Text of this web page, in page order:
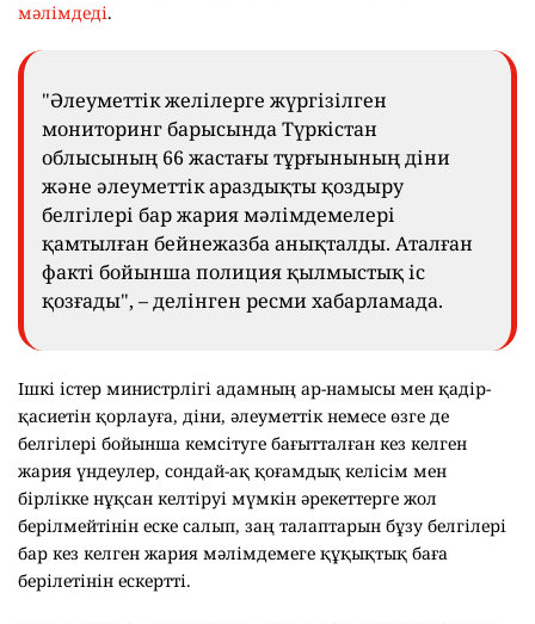
мәлімдеді.
"Әлеуметтік желілерге жүргізілген
мониторинг барысында Түркістан
облысының 66 жастағы тұрғынының діни
және әлеуметтік араздықты қоздыру
белгілері бар жария мәлімдемелері
қамтылған бейнежазба анықталды. Аталған
факті бойынша полиция қылмыстық іс
қозғады", – делінген ресми хабарламада.
Ішкі істер министрлігі адамның ар-намысы мен қадір-
қасиетін қорлауға, діни, әлеуметтік немесе өзге де
белгілері бойынша кемсітуге бағытталған кез келген
жария үндеулер, сондай-ақ қоғамдық келісім мен
бірлікке нұқсан келтіруі мүмкін әрекеттерге жол
берілмейтінін еске салып, заң талаптарын бұзу белгілері
бар кез келген жария мәлімдемеге құқықтық баға
берілетінін ескертті.